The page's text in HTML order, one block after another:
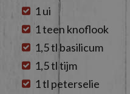
1 ui
1 teen knoflook
1,5 tl basilicum
1,5 tl tijm
1 tl peterselie